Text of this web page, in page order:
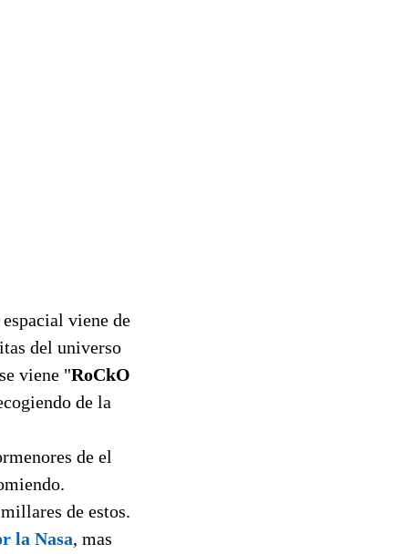
viene de
del universo
viene "RoCkO
de la
de el
de estos.
la Nasa, mas